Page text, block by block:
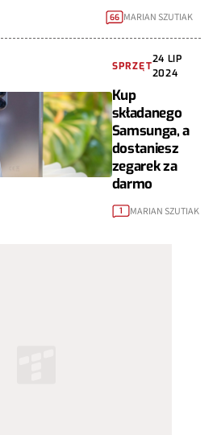
66 MARIAN SZUTIAK
SPRZĘT
24 LIP
2024
Kup
składanego
Samsunga, a
dostaniesz
zegarek za
darmo
1 MARIAN SZUTIAK